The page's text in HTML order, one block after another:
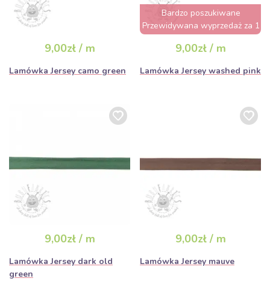
9,00zł / m
Lamówka Jersey camo green
Bardzo poszukiwane
Przewidywana wyprzedaż za 1
dzień
9,00zł / m
Lamówka Jersey washed pink
9,00zł / m
Lamówka Jersey dark old
green
9,00zł / m
Lamówka Jersey mauve